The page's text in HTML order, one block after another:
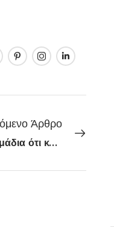
Άρθρο
Προσοχή – Σημάδια ότι κάποιος σου προκαλεί κακό και δεν το αντιλαμβάνεσαι